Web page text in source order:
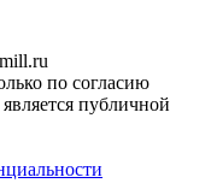
по согласию
публичной